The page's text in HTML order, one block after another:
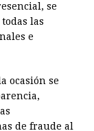
se
las
e
ocasión se
de fraude al